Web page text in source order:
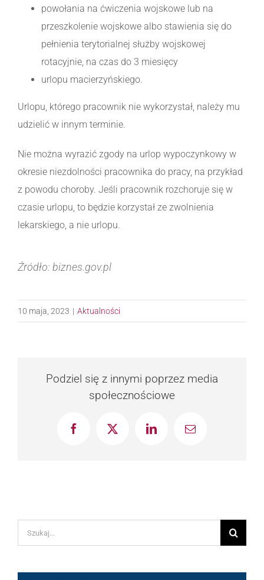
powołania na ćwiczenia wojskowe lub na
przeszkolenie wojskowe albo stawienia się do
pełnienia terytorialnej służby wojskowej
rotacyjnie, na czas do 3 miesięcy
urlopu macierzyńskiego.
Urlopu, którego pracownik nie wykorzystał, należy mu
udzielić w innym terminie.
Nie można wyrazić zgody na urlop wypoczynkowy w
okresie niezdolności pracownika do pracy, na przykład
z powodu choroby. Jeśli pracownik rozchoruje się w
czasie urlopu, to będzie korzystał ze zwolnienia
lekarskiego, a nie urlopu.
Źródło: biznes.gov.pl
10 maja, 2023 | Aktualności
Podziel się z innymi poprzez media
społecznościowe
FacebookX LinkedInEmail
Szukaj